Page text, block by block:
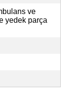
ve
yedek parça